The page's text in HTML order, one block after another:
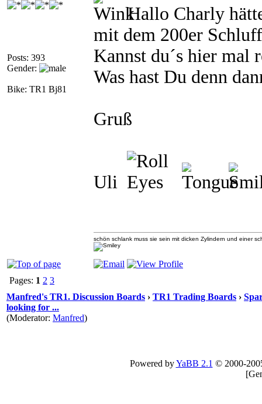
Posts: 393
Gender:
Bike: TR1 Bj81
Hallo Charly
mit dem 200er
Kannst du´s hier mal
Was hast Du denn
Gruß
Uli
schön schlank muss sie sein mit dicken Zylindern und einer
Pages: 1 2 3
Manfred's TR1. Discussion Boards › TR1 Trading Boards ›
looking for ...
(Moderator: Manfred)
Powered byYaBB 2.1 © 2000-
[